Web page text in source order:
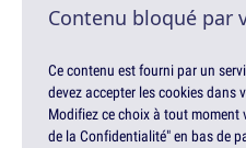
Contenu bloqué par
Ce contenu est fourni par un
devez accepter les cookies dans
Modifiez ce choix à tout moment
de la Confidentialité" en bas de